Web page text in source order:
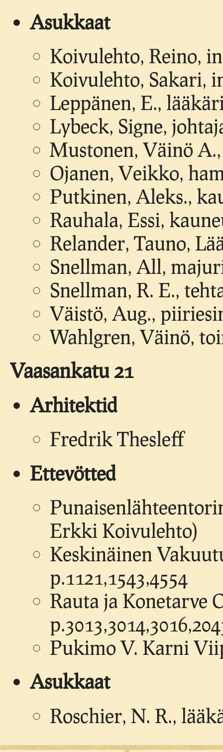
Asukkaat
Koivulehto, Reino,
Koivulehto, Sakari,
Leppänen, E.,
Lybeck, Signe,
Mustonen, Väinö
Ojanen, Veikko,
Putkinen, Aleks.,
Rauhala, Essi,
Relander, Tauno,
Snellman, All,
Snellman, R. E.,
Väistö, Aug.,
Wahlgren, Väinö,
Vaasankatu 21
Arhitektid
Fredrik Thesleff
Ettevötted
Erkki Koivulehto)
Keskinäinen
p.1121,1543,4554
Rauta ja Konetarve
Pukimo V. Karni
Asukkaat
Roschier, N. R.,